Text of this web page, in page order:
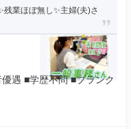
残業ほぼ無し✨主婦(夫)さ
遇 ■学歴不問 ■ブランク